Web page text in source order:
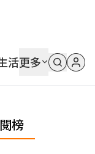
活更多
榜